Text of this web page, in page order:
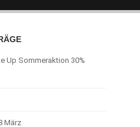
Up Sommeraktion 30%
März